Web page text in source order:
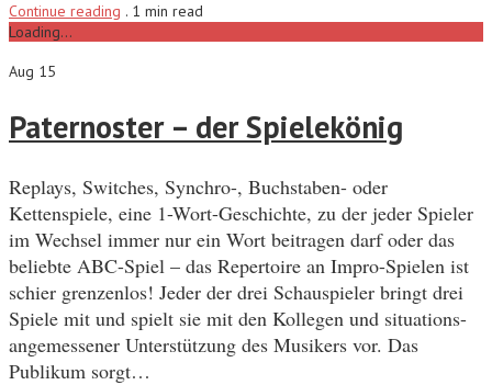
Continue reading . 1 min read
Loading...
Aug 15
Paternoster – der Spielekönig
Replays, Switches, Synchro-, Buchstaben- oder
Kettenspiele, eine 1-Wort-Geschichte, zu der jeder Spieler
im Wechsel immer nur ein Wort beitragen darf oder das
beliebte ABC-Spiel – das Repertoire an Impro-Spielen ist
schier grenzenlos! Jeder der drei Schauspieler bringt drei
Spiele mit und spielt sie mit den Kollegen und situations-
angemessener Unterstützung des Musikers vor. Das
Publikum sorgt…